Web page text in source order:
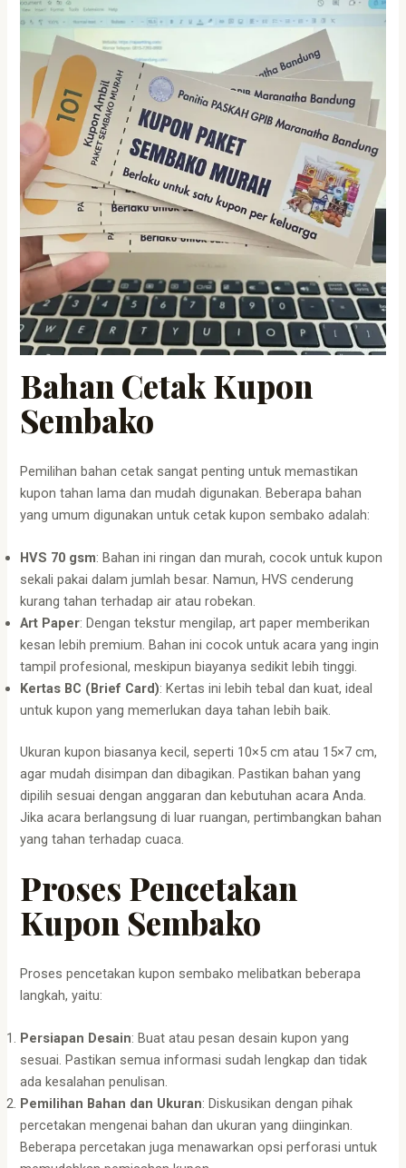
Bahan Cetak Kupon
Sembako
Pemilihan bahan cetak sangat penting untuk memastikan
kupon tahan lama dan mudah digunakan. Beberapa bahan
yang umum digunakan untuk cetak kupon sembako adalah:
HVS 70 gsm: Bahan ini ringan dan murah, cocok untuk kupon
sekali pakai dalam jumlah besar. Namun, HVS cenderung
kurang tahan terhadap air atau robekan.
Art Paper: Dengan tekstur mengilap, art paper memberikan
kesan lebih premium. Bahan ini cocok untuk acara yang ingin
tampil profesional, meskipun biayanya sedikit lebih tinggi.
Kertas BC (Brief Card): Kertas ini lebih tebal dan kuat, ideal
untuk kupon yang memerlukan daya tahan lebih baik.
Ukuran kupon biasanya kecil, seperti 10×5 cm atau 15×7 cm,
agar mudah disimpan dan dibagikan. Pastikan bahan yang
dipilih sesuai dengan anggaran dan kebutuhan acara Anda.
Jika acara berlangsung di luar ruangan, pertimbangkan bahan
yang tahan terhadap cuaca.
Proses Pencetakan
Kupon Sembako
Proses pencetakan kupon sembako melibatkan beberapa
langkah, yaitu:
Persiapan Desain: Buat atau pesan desain kupon yang
sesuai. Pastikan semua informasi sudah lengkap dan tidak
ada kesalahan penulisan.
Pemilihan Bahan dan Ukuran: Diskusikan dengan pihak
percetakan mengenai bahan dan ukuran yang diinginkan.
Beberapa percetakan juga menawarkan opsi perforasi untuk